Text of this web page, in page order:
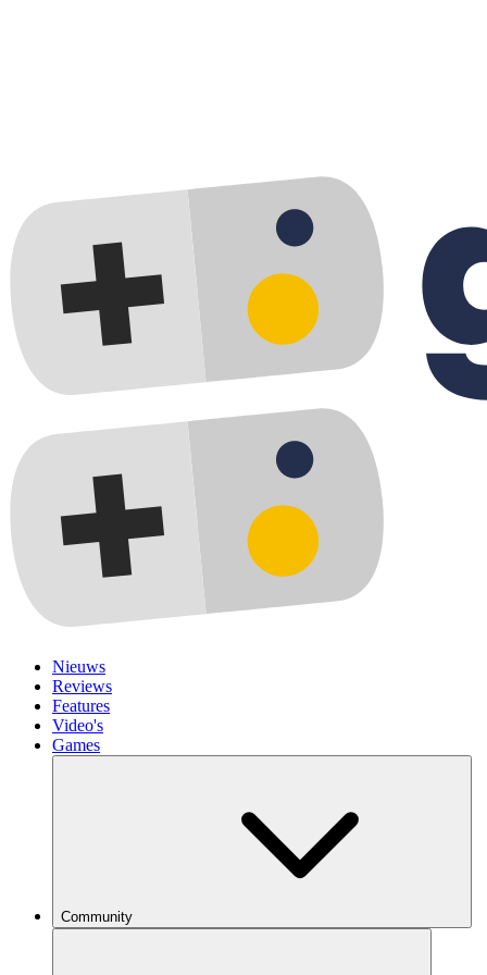
Nieuws
Reviews
Features
Video's
Games
Community